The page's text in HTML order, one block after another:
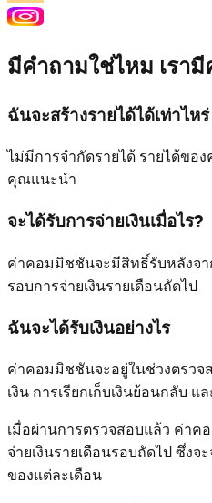
มีคำถามใช่ไหม เรา
ฉันจะสร้างรายได้ได้เท่าไหร่
ไม่มีการจำกัดรายได้ รายได้ข
คุณแนะนำ
จะได้รับการจ่ายเงินเมื่อไร?
ค่าคอมมิชชันจะมีสิทธิ์รับหลังจ
รอบการจ่ายเงินรายเดือนถัดไป
ฉันจะได้รับเงินอย่างไร
ค่าคอมมิชชันจะอยู่ในช่วงตรวจ
เงิน การเรียกเก็บเงินย้อนกลับ
เมื่อผ่านการตรวจสอบแล้ว ค่าค
จ่ายเงินรายเดือนรอบถัดไป ซึ่งจ
ของแต่ละเดือน